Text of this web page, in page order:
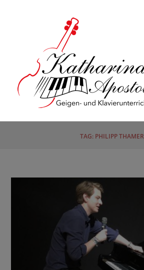
TAG: PHILIPP THAMER